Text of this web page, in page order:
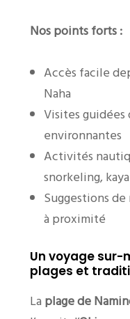
Nos points forts :
Accès facile
Naha
Visites guidées
environnantes
Activités
snorkeling,
Suggestions
à proximité
Un voyage sur-
plages et
La plage de